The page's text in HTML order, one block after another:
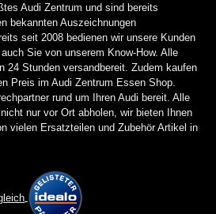
Audi Zentrum und sind bereits
bekannten Auszeichnungen
seit 2008 bedienen wir unsere Kunden
Sie von unserem Know-How. Alle
24 Stunden versandbereit. Zudem kaufen
Preis im Audi Zentrum Essen Shop.
rund um Ihren Audi bereit. Alle
nur vor Ort abholen, wir bieten Ihnen
vielen Ersatzteilen und Zubehör Artikel in